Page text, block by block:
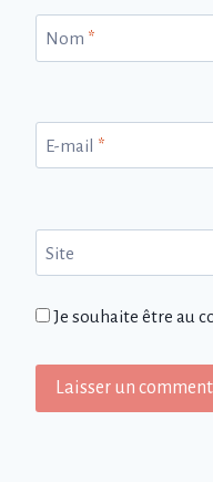
Nom *
E-mail *
Site
Je souhaite être au